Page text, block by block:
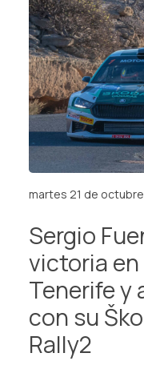
martes 21 de
Sergio
victoria en
Tenerife y
con su
Rally2